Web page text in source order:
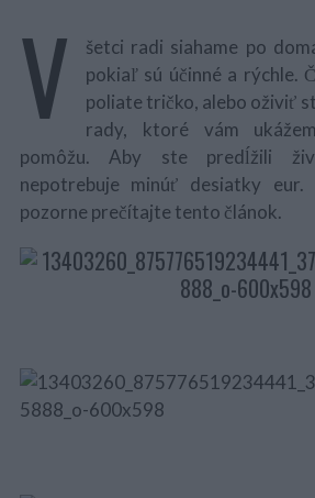
V
šetci radi siahame po
pokiaľ sú účinné a rýchle.
poliate tričko, alebo oživiť
rady, ktoré vám
pomôžu. Aby ste predĺžili
nepotrebuje minúť desiatky
pozorne prečítajte tento článok.